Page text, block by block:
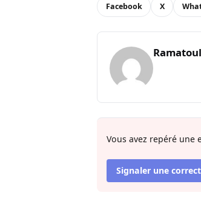
Facebook X
Vous avez repéré
Signaler une